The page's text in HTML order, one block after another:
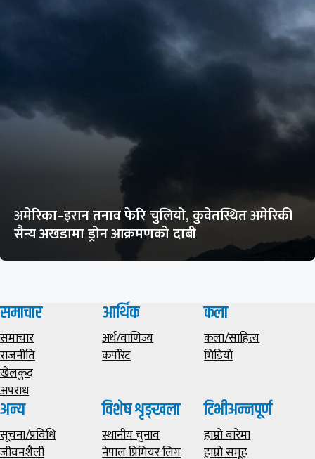
अमेरिका–इरान तनाव फेरि चुलियो, कुवेतस्थित अमेरिकी
सैन्य अखडामा ड्रोन आक्रमणको दाबी
समाचार
समाचार
राजनीति
खेलकुद
अपराध
आर्थिक
अर्थ/वाणिज्य
कर्पोरेट
कला
कला/साहित्य
भिडियाे
अन्य
सूचना/प्रविधि
जीवनशैली
विशेष शृङ्खला
स्थानीय चुनाव
नेपाल प्रिमियर लिग
टिभीअन्नपूर्ण
हाम्राे बारेमा
हाम्राे समूह